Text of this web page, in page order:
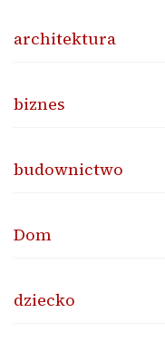
architektura
biznes
budownictwo
Dom
dziecko